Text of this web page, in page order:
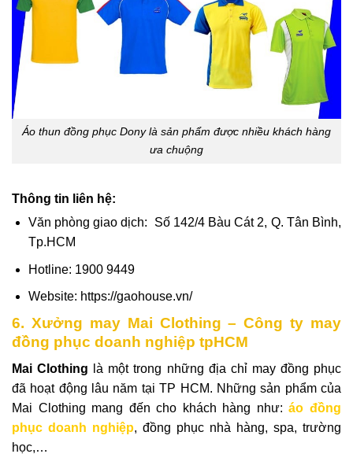
Áo thun đồng phục Dony là sản phẩm được nhiều khách hàng
ưa chuộng
Thông tin liên hệ:
Văn phòng giao dịch: Số 142/4 Bàu Cát 2, Q. Tân Bình,
Tp.HCM
Hotline: 1900 9449
Website: https://gaohouse.vn/
6. Xưởng may Mai Clothing – Công ty may
đồng phục doanh nghiệp tpHCM
Mai Clothing
là một trong những địa chỉ may đồng phục
đã hoạt động lâu năm tại TP HCM. Những sản phẩm của
Mai Clothing mang đến cho khách hàng như:áo đồng
phục doanh nghiệp, đồng phục nhà hàng, spa, trường
học,…